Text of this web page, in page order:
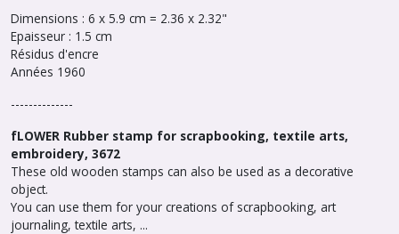
Dimensions : 6 x 5.9 cm = 2.36 x 2.32"
Epaisseur : 1.5 cm
Résidus d'encre
Années 1960
--------------
fLOWER Rubber stamp for scrapbooking, textile arts,
embroidery, 3672
These old wooden stamps can also be used as a decorative
object.
You can use them for your creations of scrapbooking, art
journaling, textile arts, ...